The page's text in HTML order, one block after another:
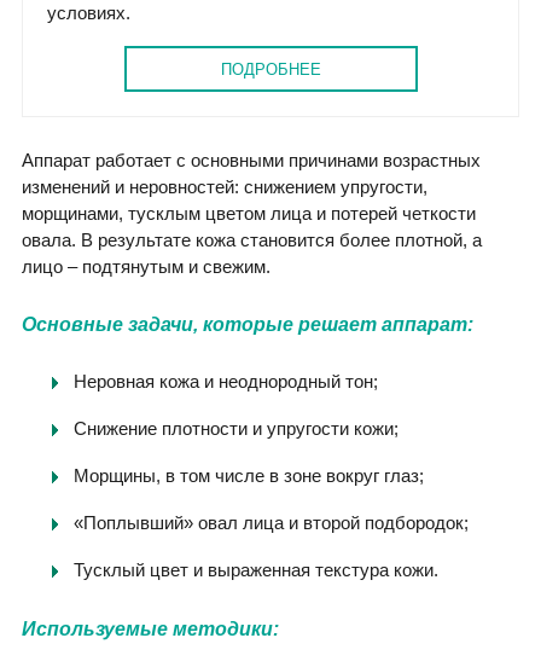
условиях.
ПОДРОБНЕЕ
Аппарат работает с основными причинами возрастных
изменений и неровностей: снижением упругости,
морщинами, тусклым цветом лица и потерей четкости
овала. В результате кожа становится более плотной, а
лицо – подтянутым и свежим.
Основные задачи, которые решает аппарат:
Неровная кожа и неоднородный тон;
Снижение плотности и упругости кожи;
Морщины, в том числе в зоне вокруг глаз;
«Поплывший» овал лица и второй подбородок;
Тусклый цвет и выраженная текстура кожи.
Используемые методики: